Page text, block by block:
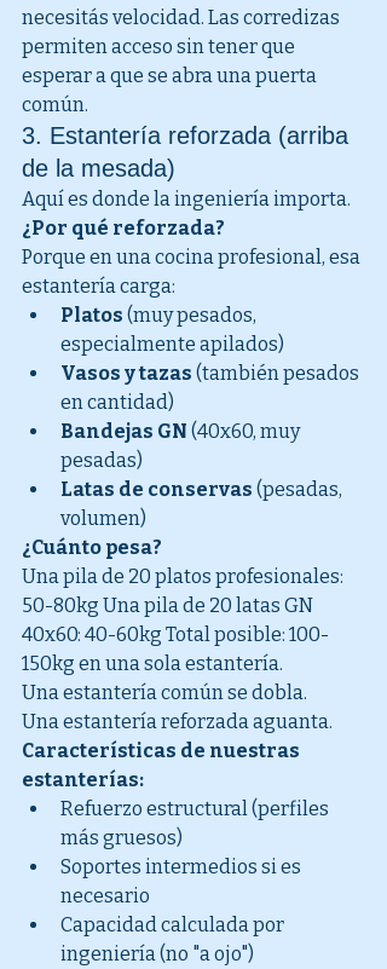
necesitás velocidad. Las corredizas
permiten acceso sin tener que
esperar a que se abra una puerta
común.
3. Estantería reforzada (arriba
de la mesada)
Aquí es donde la ingeniería importa.
¿Por qué reforzada?
Porque en una cocina profesional, esa
estantería carga:
Platos (muy pesados,
especialmente apilados)
Vasos y tazas (también pesados
en cantidad)
Bandejas GN (40x60, muy
pesadas)
Latas de conservas (pesadas,
volumen)
¿Cuánto pesa?
Una pila de 20 platos profesionales:
50-80kg Una pila de 20 latas GN
40x60: 40-60kg Total posible: 100-
150kg en una sola estantería.
Una estantería común se dobla.
Una estantería reforzada aguanta.
Características de nuestras
estanterías:
Refuerzo estructural (perfiles
más gruesos)
Soportes intermedios si es
necesario
Capacidad calculada por
ingeniería (no "a ojo")